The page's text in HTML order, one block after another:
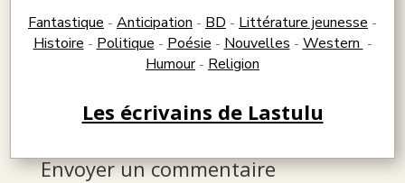
Fantastique - Anticipation - BD - Littérature jeunesse -
Histoire - Politique - Poésie - Nouvelles - Western -
Humour- Religion
Les écrivains de Lastulu
Envoyer un commentaire